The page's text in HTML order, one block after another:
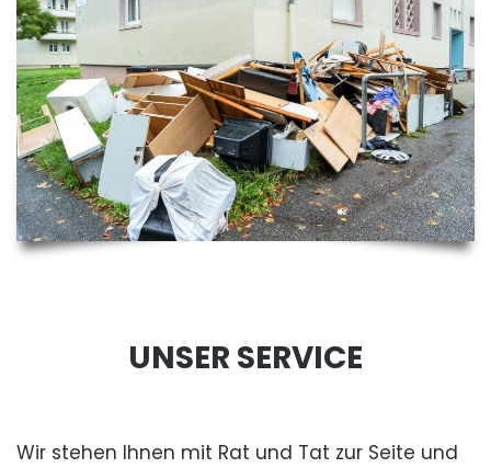
UNSER SERVICE
Wir stehen Ihnen mit Rat und Tat zur Seite und